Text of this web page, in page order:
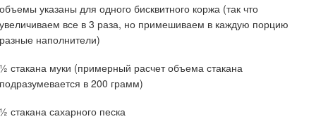
объемы указаны для одного бисквитного коржа (так что
увеличиваем все в 3 раза, но примешиваем в каждую порцию
разные наполнители)
½ стакана муки (примерный расчет объема стакана
подразумевается в 200 грамм)
½ стакана сахарного песка